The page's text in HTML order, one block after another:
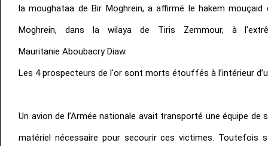
la moughataa de Bir Moghrein, a affirmé le hakem
Moghrein, dans la wilaya de Tiris Zemmour, à
Mauritanie Aboubacry Diaw.
Les 4 prospecteurs de l'or sont morts étouffés à l’intérieur
Un avion de l’Armée nationale avait transporté une équipe
matériel nécessaire pour secourir ces victimes. Toutefois